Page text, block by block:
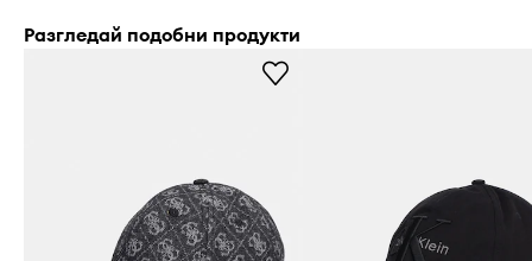
Разгледай подобни продукти